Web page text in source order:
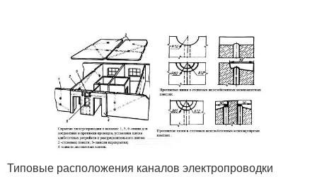
Типовые расположения каналов электропроводки